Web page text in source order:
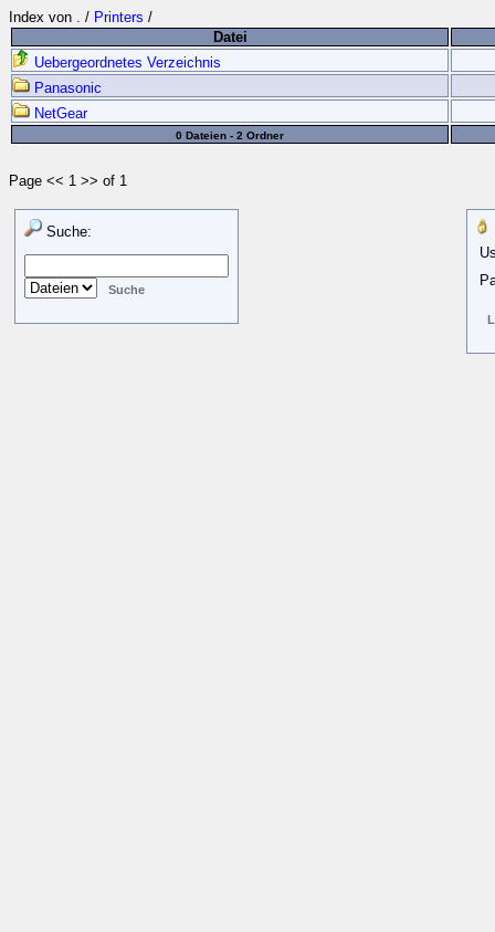
Index von . / Printers /
Datei
Uebergeordnetes Verzeichnis
Panasonic
NetGear
0 Dateien - 2 Ordner
Page << 1 >> of 1
Suche: